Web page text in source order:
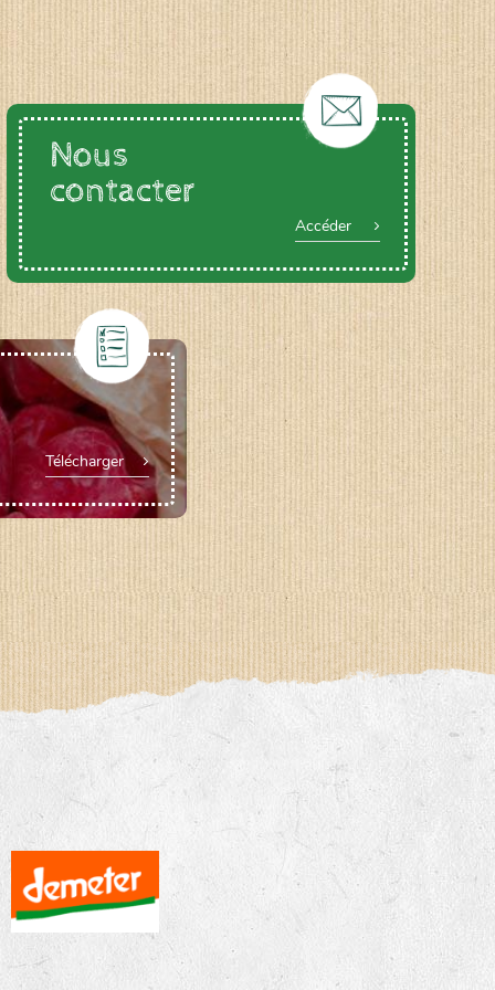
Nous
contacter
Accéder
Télécharger